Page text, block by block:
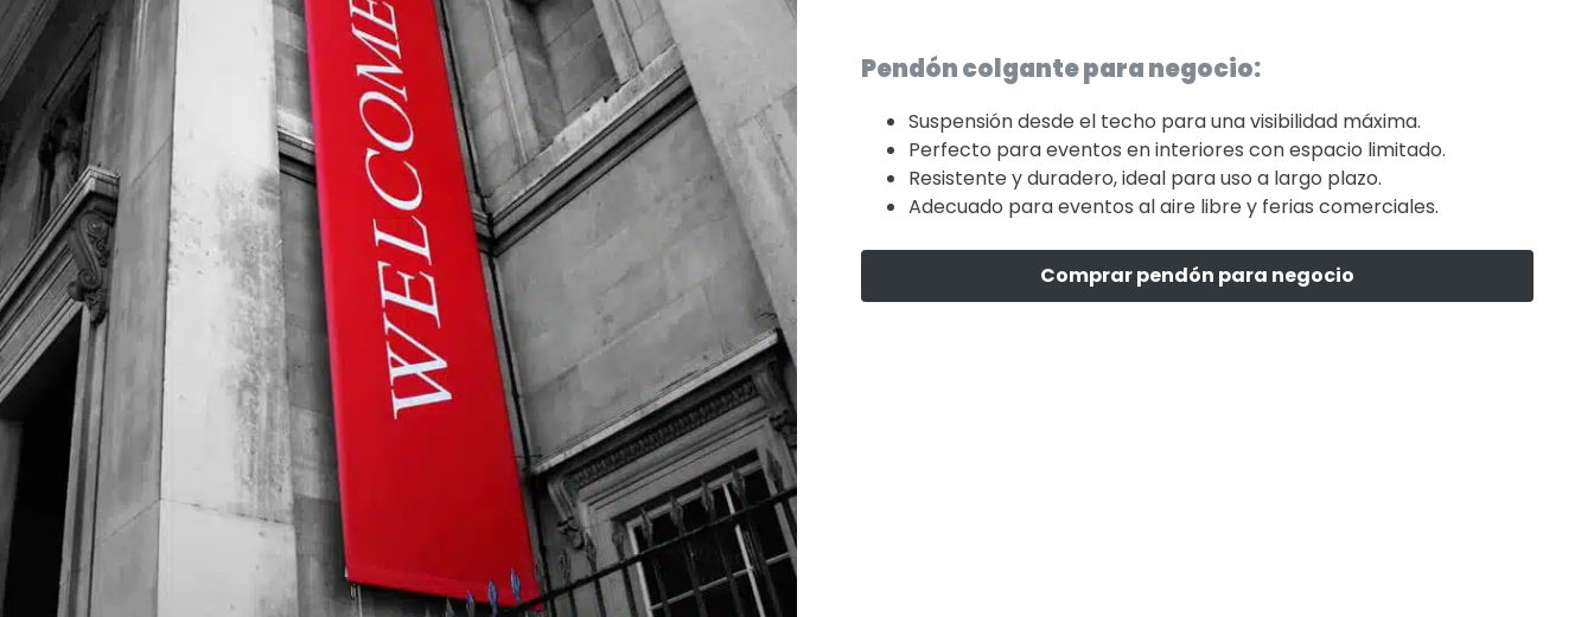
Pendón colgante para negocio:
Suspensión desde el techo para una visibilidad máxima.
Perfecto para eventos en interiores con espacio limitado.
Resistente y duradero, ideal para uso a largo plazo.
Adecuado para eventos al aire libre y ferias comerciales.
Comprar pendón para negocio